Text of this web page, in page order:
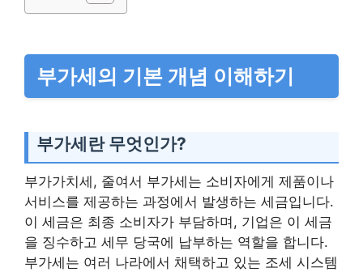
부가세의 기본 개념 이해하기
부가세란 무엇인가?
부가가치세, 줄여서 부가세는 소비자에게 제품이나
서비스를 제공하는 과정에서 발생하는 세금입니다.
이 세금은 최종 소비자가 부담하며, 기업은 이 세금
을 징수하고 세무 당국에 납부하는 역할을 합니다.
부가세는 여러 나라에서 채택하고 있는 조세 시스템